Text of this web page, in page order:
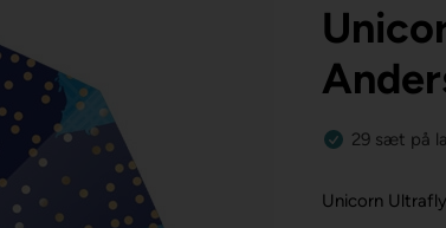
29 sæt på
Unicorn